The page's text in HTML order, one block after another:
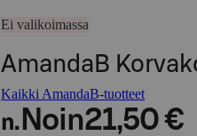
Ei valikoimassa
AmandaB
Kaikki AmandaB-tuotteet
n. Noin21,50 €